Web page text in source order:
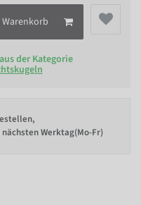
der Kategorie
Werktag(Mo-Fr)